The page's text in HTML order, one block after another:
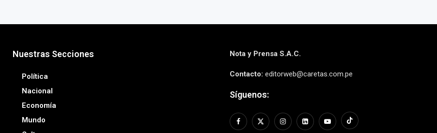
Nuestras Secciones
Política
Nacional
Economía
Mundo
Nota y Prensa S.A.C.
Contacto: editorweb@caretas.com.pe
Síguenos: